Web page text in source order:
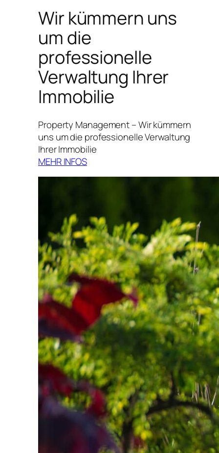
Wir kümmern uns
um die
professionelle
Verwaltung Ihrer
Immobilie
Property Management – Wir kümmern
uns um die professionelle Verwaltung
Ihrer Immobilie
MEHR INFOS